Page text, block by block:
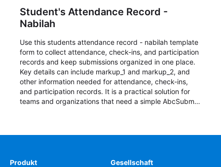
Student's Attendance Record -
Nabilah
Use this students attendance record - nabilah template
form to collect attendance, check-ins, and participation
records and keep submissions organized in one place.
Key details can include markup_1 and markup_2, and
other information needed for attendance, check-ins,
and participation records. It is a practical solution for
teams and organizations that need a simple AbcSubmit
Produkt Gesellschaft